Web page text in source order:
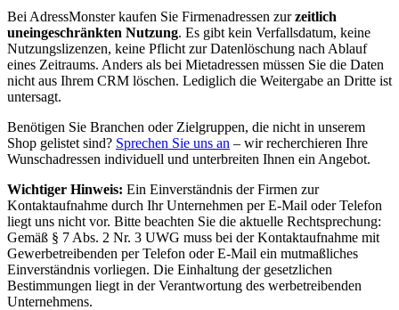
Bei AdressMonster kaufen Sie Firmenadressen zur zeitlich
uneingeschränkten Nutzung. Es gibt kein Verfallsdatum, keine
Nutzungslizenzen, keine Pflicht zur Datenlöschung nach Ablauf
eines Zeitraums. Anders als bei Mietadressen müssen Sie die Daten
nicht aus Ihrem CRM löschen. Lediglich die Weitergabe an Dritte ist
untersagt.
Benötigen Sie Branchen oder Zielgruppen, die nicht in unserem
Shop gelistet sind? Sprechen Sie uns an – wir recherchieren Ihre
Wunschadressen individuell und unterbreiten Ihnen ein Angebot.
Wichtiger Hinweis: Ein Einverständnis der Firmen zur
Kontaktaufnahme durch Ihr Unternehmen per E-Mail oder Telefon
liegt uns nicht vor. Bitte beachten Sie die aktuelle Rechtsprechung:
Gemäß § 7 Abs. 2 Nr. 3 UWG muss bei der Kontaktaufnahme mit
Gewerbetreibenden per Telefon oder E-Mail ein mutmaßliches
Einverständnis vorliegen. Die Einhaltung der gesetzlichen
Bestimmungen liegt in der Verantwortung des werbetreibenden
Unternehmens.